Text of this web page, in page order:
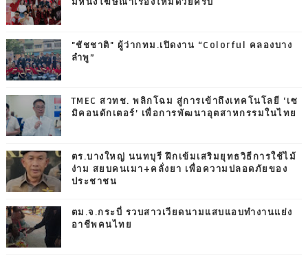
"ชัชชาติ" ผู้ว่ากทม.เปิดงาน “Colorful คลองบาง
ลำพู”
TMEC สวทช. พลิกโฉม สู่การเข้าถึงเทคโนโลยี ‘เซ
มิคอนดักเตอร์’ เพื่อการพัฒนาอุตสาหกรรมในไทย
ตร.บางใหญ่ นนทบุรี ฝึกเข้มเสริมยุทธวิธีการใช้ไม้
ง่าม สยบคนเมา+คลั่งยา เพื่อความปลอดภัยของ
ประชาชน
ตม.จ.กระบี่ รวบสาวเวียดนามแสบแอบทำงานแย่ง
อาชีพคนไทย